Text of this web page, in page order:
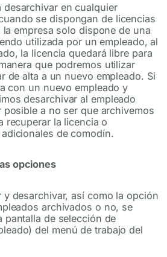
desarchivar en cualquier
se dispongan de licencias
empresa solo dispone de una
utilizada por un empleado, al
la licencia quedará libre para
que podremos utilizar
de alta a un nuevo empleado. Si
con un nuevo empleado y
desarchivar al empleado
a no ser que archivemos
recuperar la licencia o
de comodín.
opciones
y desarchivar, así como la opción
archivados o no, se
pantalla de selección de
del menú de trabajo del